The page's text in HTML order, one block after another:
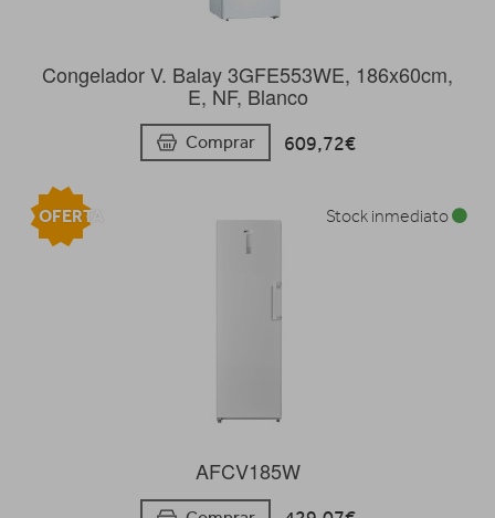
Congelador V. Balay 3GFE553WE, 186x60cm,
E, NF, Blanco
Comprar 609,72€
AFCV185W
Stock inmediato
OFERTA